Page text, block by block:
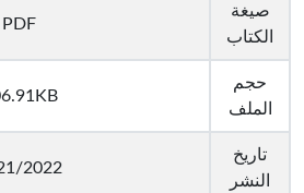
صيغة
الكتاب
PDF
حجم
الملف
تاريخ
النشر
2022